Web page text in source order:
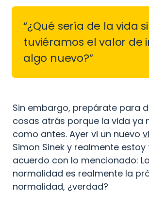
“¿Qué sería de la vida
tuviéramos el valor de
algo nuevo?”
Sin embargo, prepárate para
cosas atrás porque la vida ya
como antes. Ayer vi un nuevo
Simon Sinek y realmente estoy
acuerdo con lo mencionado:
normalidad es realmente la
normalidad, ¿verdad?